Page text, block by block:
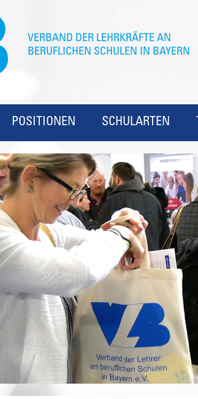
POSITIONEN SCHULARTEN